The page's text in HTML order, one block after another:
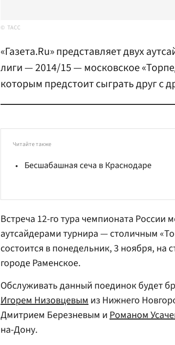
ТАСС
«Газета.Ru» представляет двух
лиги — 2014/15 — московское
которым предстоит сыграть друг с
Читайте также
Бесшабашная сеча в Краснодаре
Встреча 12-го тура чемпионата России
аутсайдерами турнира — столичным
состоится в понедельник, 3 ноября, на
городе Раменское.
Обслуживать данный поединок будет
Игорем Низовцевымиз Нижнего
Дмитрием Березневым иРоманом
на-Дону.